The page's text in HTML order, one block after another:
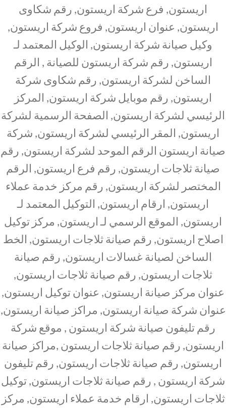
اريستون, فرع شركة اريستون, رقم شكاوى
اريستون, عنوان اريستون, فروع شركة اريستون,
وكيل صيانة شركة اريستون, الوكيل المعتمد لـ
اريستون, رقم شركة اريستون للصيانة , الرقم
الساخن لشركة اريستون, رقم شكاوى شركة
اريستون, رقم موبايل شركة اريستون, المركز
الرئيسي لشركة اريستون, الصفحة الرسمية لشركة
اريستون, المقر الرئيسي لشركة اريستون, شركة
صيانة اريستون الرقم الموحد لشركة اريستون, رقم
صيانة ثلاجات اريستون, رقم فرع اريستون, الرقم
المختصر لشركة اريستون, رقم مركز خدمة عملاء
اريستون, ارقام اريستون, التوكيل المعتمد لـ
اريستون, الموقع الرسمي لـ اريستون, مركز توكيل
اصلاح اريستون, رقم صيانة ثلاجات اريستون, الخط
الساخن لصيانة غسالات اريستون, رقم صيانة
ثلاجات اريستون, رقم صيانة ثلاجات اريستون,
عنوان مركز صيانة اريستون, عنوان توكيل اريستون,
عنوان شركة صيانة اريستون, مراكز صيانة اريستون,
رقم تليفون صيانة شركة اريستون , موقع شركة
اريستون, رقم صيانة ثلاجات اريستون ,مراكز صيانة
اريستون, رقم صيانة ثلاجات اريستون, رقم تليفون
شركة اريستون , رقم صيانة ثلاجات اريستون, توكيل
ثلاجات اريستون, ارقام خدمة عملاء اريستون, مركز